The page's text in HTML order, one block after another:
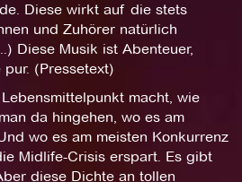
Diese wirkt auf die stets
und Zuhörer natürlich
Diese Musik ist Abenteuer,
(Pressetext)
macht, wie
da hingehen, wo es am
wo es am meisten Konkurrenz
Midlife-Crisis erspart. Es gibt
diese Dichte an tollen